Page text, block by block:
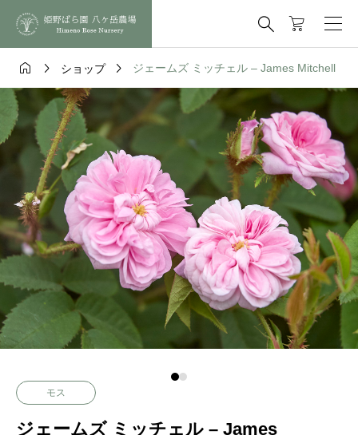

  ショップ  ジェームズ ミッチェル – James Mitchell
モス
ジェームズ ミッチェル – James